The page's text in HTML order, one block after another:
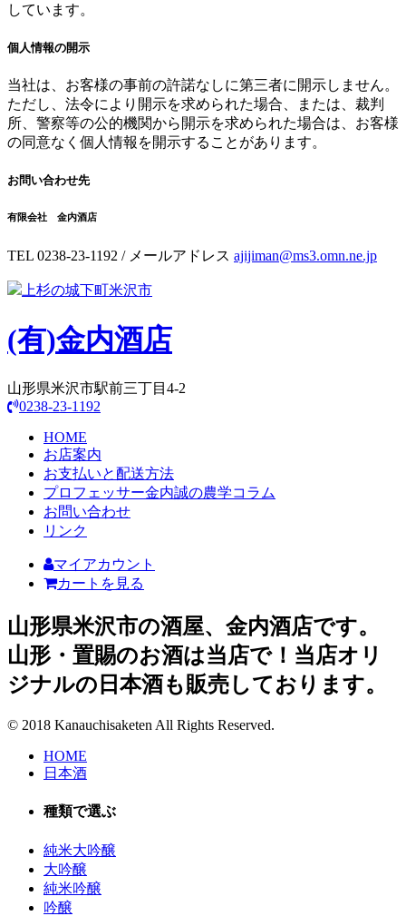
しています。
個人情報の開示
当社は、お客様の事前の許諾なしに第三者に開示しません。
ただし、法令により開示を求められた場合、または、裁判
所、警察等の公的機関から開示を求められた場合は、お客様
の同意なく個人情報を開示することがあります。
お問い合わせ先
有限会社 金内酒店
TEL 0238-23-1192 / メールアドレス ajijiman@ms3.omn.ne.jp
上杉の城下町米沢市
(有)金内酒店
山形県米沢市駅前三丁目4-2
0238-23-1192
HOME
お店案内
お支払いと配送方法
プロフェッサー金内誠の農学コラム
お問い合わせ
リンク
マイアカウント
カートを見る
山形県米沢市の酒屋、金内酒店です。
山形・置賜のお酒は当店で！当店オリ
ジナルの日本酒も販売しております。
© 2018 Kanauchisaketen All Rights Reserved.
HOME
日本酒
種類で選ぶ
純米大吟醸
大吟醸
純米吟醸
吟醸